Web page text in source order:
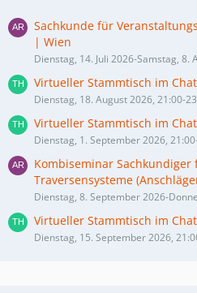
Sachkunde für
| Wien
Dienstag, 14. Juli 2026-Samstag, 8.
Virtueller Stammtisch im Chat
Dienstag, 18. August 2026, 21:00-
Virtueller Stammtisch im Chat
Dienstag, 1. September 2026,
Kombiseminar
Traversensysteme
Dienstag, 8. September 2026-
Virtueller Stammtisch im Chat
Dienstag, 15. September 2026,